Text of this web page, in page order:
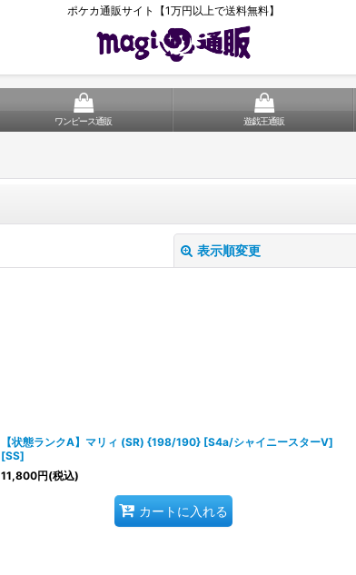
ポケカ通販サイト【1万円以上で送料無料】
ワンピース通販 遊戯王通販
表示順変更
絞り込む
【状態ランクA】マリィ (SR) {198/190} [S4a/シャイニースターV]
[SS]
11,800円(税込)
カートに入れる